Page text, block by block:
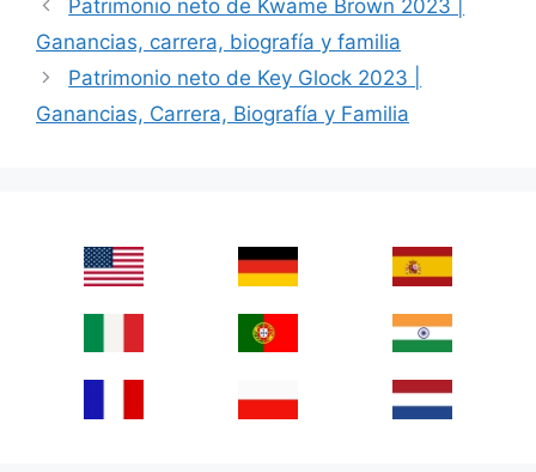
Patrimonio neto de Kwame Brown 2023 |
Ganancias, carrera, biografía y familia
Patrimonio neto de Key Glock 2023 |
Ganancias, Carrera, Biografía y Familia